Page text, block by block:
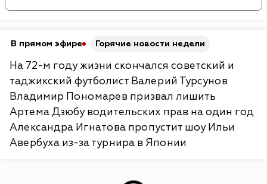
В прямом эфире Горячие новости недели
На 72-м году жизни скончался советский и
таджикский футболист Валерий Турсунов
Владимир Пономарев призвал лишить
Артема Дзюбу водительских прав на один год
Александра Игнатова пропустит шоу Ильи
Авербуха из-за турнира в Японии